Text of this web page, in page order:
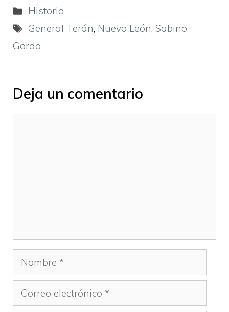
Categorías
Historia
Etiquetas
General Terán, Nuevo León,Sabino
Gordo
Deja un comentario
Nombre
Correo
electrónico